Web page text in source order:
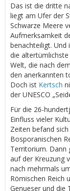
Das ist die dritte
liegt am Ufer der
Schwarze Meere
Aufmerksamkeit
benachteiligt. Und
die
Welt, die nach
den anerkannten
Doch ist Kertsch
der UNESCO
Für die 26-
Einfluss vieler
Zeiten befand
Bosporanischen
Territorium. Dann
auf der Kreuzung
nach mehrmals
Römischen Reich
Genueser und die